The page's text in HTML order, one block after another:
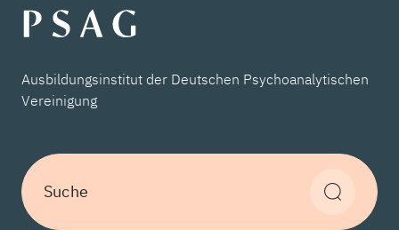
Ausbildungsinstitut der Deutschen Psychoanalytischen
Vereinigung
Suche